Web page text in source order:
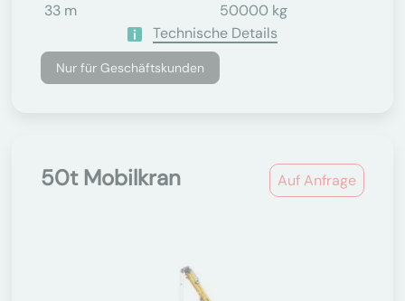
33 m
50000 kg
Technische Details
Nur für Geschäftskunden
Auf Anfrage
50t Mobilkran